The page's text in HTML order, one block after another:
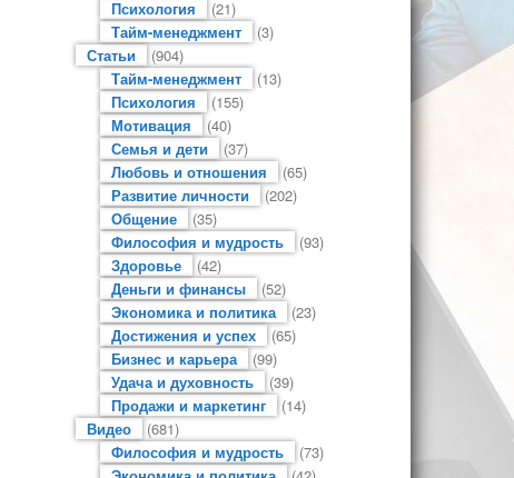
Психология
(21)
Тайм-менеджмент
(3)
Статьи
(904)
Тайм-менеджмент
(13)
Психология
(155)
Мотивация
(40)
Семья и дети
(37)
Любовь и отношения
(65)
Развитие личности
(202)
Общение
(35)
Философия и мудрость
(93)
Здоровье
(42)
Деньги и финансы
(52)
Экономика и политика
(23)
Достижения и успех
(65)
Бизнес и карьера
(99)
Удача и духовность
(39)
Продажи и маркетинг
(14)
Видео
(681)
Философия и мудрость
(73)